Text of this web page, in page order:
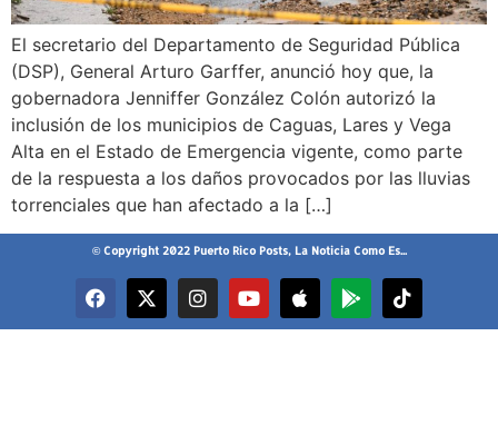
El secretario del Departamento de Seguridad Pública
(DSP), General Arturo Garffer, anunció hoy que, la
gobernadora Jenniffer González Colón autorizó la
inclusión de los municipios de Caguas, Lares y Vega
Alta en el Estado de Emergencia vigente, como parte
de la respuesta a los daños provocados por las lluvias
torrenciales que han afectado a la […]
© Copyright 2022 Puerto Rico Posts, La Noticia Como Es...